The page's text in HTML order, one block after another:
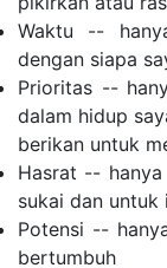
Waktu --
dengan siapa
Prioritas --
dalam hidup
berikan untuk
Hasrat --
sukai dan
Potensi --
bertumbuh